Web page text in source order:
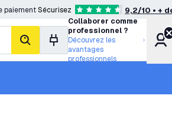
paiementSécurisez 4.6 étoiles de notation
9,2/10 • +
rechercher
Collaborer comme
professionnel ?
Découvrez les
avantages
professionnels